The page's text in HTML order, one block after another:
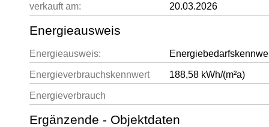
verkauft am: 20.03.2026
Energieausweis
Energieausweis:
Energieverbrauchskennwert 188,58 kWh/(m²a)
Energieverbrauch
Ergänzende - Objektdaten